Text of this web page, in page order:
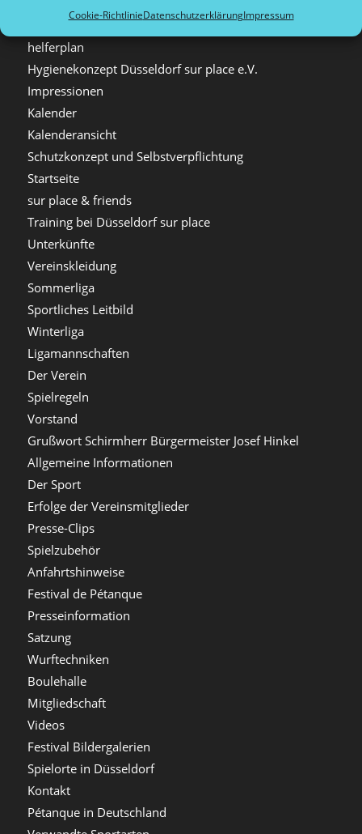
Cookie-RichtlinieDatenschutzerklärungImpressum
Hausordnung
helferplan
Hygienekonzept Düsseldorf sur place e.V.
Impressionen
Kalender
Kalenderansicht
Schutzkonzept und Selbstverpflichtung
Startseite
sur place & friends
Training bei Düsseldorf sur place
Unterkünfte
Vereinskleidung
Sommerliga
Sportliches Leitbild
Winterliga
Ligamannschaften
Der Verein
Spielregeln
Vorstand
Grußwort Schirmherr Bürgermeister Josef Hinkel
Allgemeine Informationen
Der Sport
Erfolge der Vereinsmitglieder
Presse-Clips
Spielzubehör
Anfahrtshinweise
Festival de Pétanque
Presseinformation
Satzung
Wurftechniken
Boulehalle
Mitgliedschaft
Videos
Festival Bildergalerien
Spielorte in Düsseldorf
Kontakt
Pétanque in Deutschland